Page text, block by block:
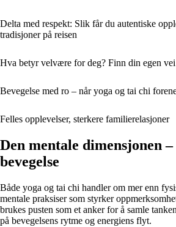
Delta med respekt: Slik får du autentiske
tradisjoner på reisen
Hva betyr velvære for deg? Finn din egen
Bevegelse med ro – når yoga og tai chi
Felles opplevelser, sterkere familierelasjoner
Den mentale dimensjonen
bevegelse
Både yoga og tai chi handler om mer enn
mentale praksiser som styrker
brukes pusten som et anker for å samle
på bevegelsens rytme og energiens flyt.